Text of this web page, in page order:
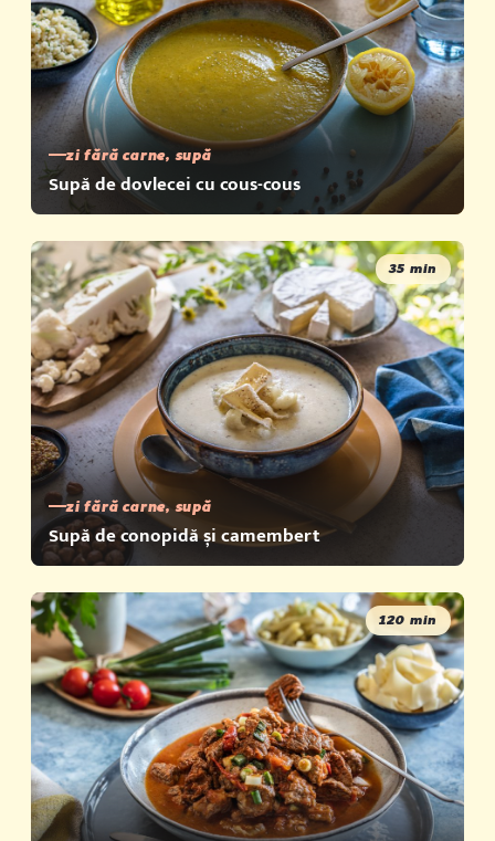
zi fără carne, supă
Supă de dovlecei cu cous-cous
35 min
zi fără carne, supă
Supă de conopidă și camembert
120 min